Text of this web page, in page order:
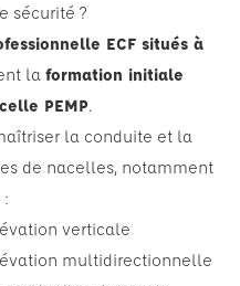
sécurité ?
ECF situés à
la formation initiale
PEMP.
la conduite et la
de nacelles, notamment
verticale
multidirectionnelle